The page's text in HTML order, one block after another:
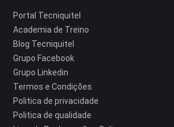
Portal Tecniquitel
Academia de Treino
Blog Tecniquitel
Grupo Facebook
Grupo Linkedin
Termos e Condições
Politica de privacidade
Politica de qualidade